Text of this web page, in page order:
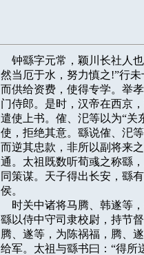
钟繇字元常，颖川长社人
然当厄于水，努力慎之!”行
而供给资费，使得专学。举
门侍郎。是时，汉帝在西京
遣使上书。傕、汜等以为“关
使，拒绝其意。繇说傕、汜
而逆其忠款，非所以副将来
通。太祖既数听荀彧之称繇
同策谋。天子得出长安，繇
侯。
时关中诸将马腾、韩遂
繇以侍中守司隶校尉，持节
腾、遂等，为陈祸福，腾、
给军。太祖与繇书曰：“得所